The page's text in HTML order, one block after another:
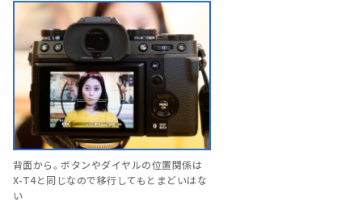
背面から。ボタンやダイヤルの位置関係は
X-T4と同じなので移行してもとまどいはな
い